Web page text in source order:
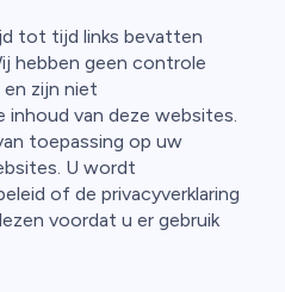
tot tijd links bevatten
hebben geen controle
zijn niet
van deze websites.
toepassing op uw
U wordt
of de privacyverklaring
voordat u er gebruik